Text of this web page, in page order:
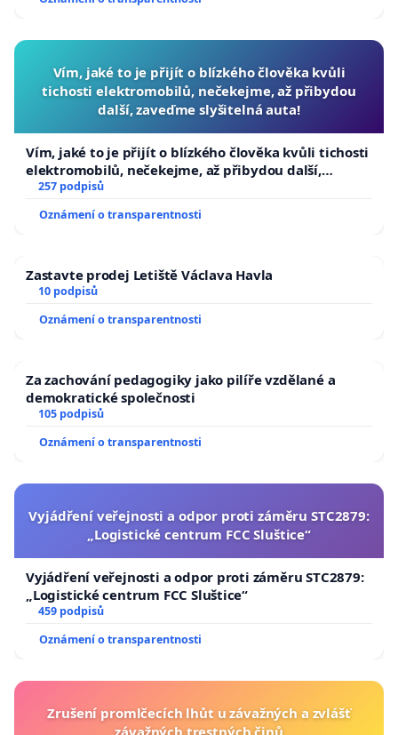
Vím, jaké to je přijít o blízkého člověka kvůli
tichosti elektromobilů, nečekejme, až přibydou
další, zaveďme slyšitelná auta!
Vím, jaké to je přijít o blízkého člověka kvůli tichosti
elektromobilů, nečekejme, až přibydou další,
zaveďme slyšitelná auta!
257 podpisů
Oznámení o transparentnosti
Zastavte prodej Letiště Václava Havla
10 podpisů
Oznámení o transparentnosti
Za zachování pedagogiky jako pilíře vzdělané a
demokratické společnosti
105 podpisů
Oznámení o transparentnosti
Vyjádření veřejnosti a odpor proti záměru STC2879:
„Logistické centrum FCC Sluštice“
Vyjádření veřejnosti a odpor proti záměru STC2879:
„Logistické centrum FCC Sluštice“
459 podpisů
Oznámení o transparentnosti
Zrušení promlčecích lhůt u závažných a zvlášť
závažných trestných činů